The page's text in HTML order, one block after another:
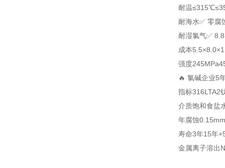
耐温≤315℃
耐海水✅ 零腐
耐湿氯气✅
成本5.5×8.0×
强度245MPa
🔥 氯碱企业5
指标316L TA2
介质饱和食盐
年腐蚀0.15mm
寿命3年15年+
金属离子溶出